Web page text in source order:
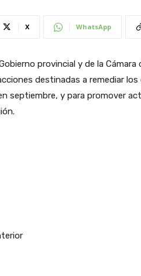
X WhatsApp
provincial y de la Cámara
destinadas a remediar
septiembre, y para promover